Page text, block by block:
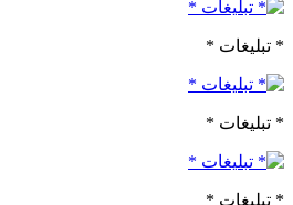
* تبلیغات *
* تبلیغات *
* تبلیغات *